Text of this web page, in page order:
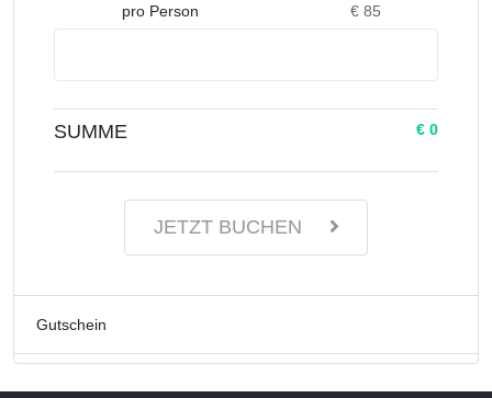
pro Person € 85
SUMME € 0
JETZT BUCHEN
Gutschein